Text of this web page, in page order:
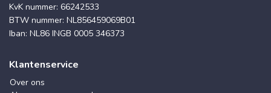
KvK nummer: 66242533
BTW nummer: NL856459069B01
Iban: NL86 INGB 0005 346373
Klantenservice
Over ons